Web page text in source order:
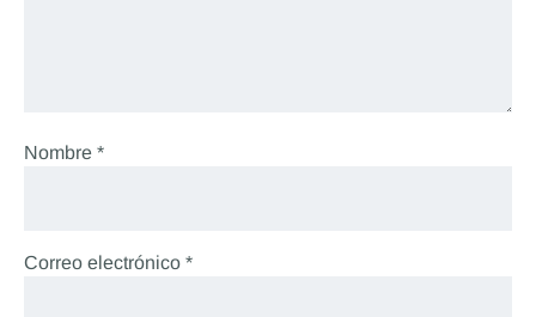
Nombre *
Correo electrónico *